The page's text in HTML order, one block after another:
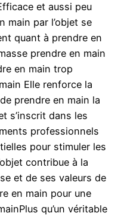
et aussi peu
main par l’objet se
quant à prendre en
prendre en main
en main trop
Elle renforce la
prendre en main la
s’inscrit dans les
professionnels
pour stimuler les
contribue à la
et de ses valeurs de
en main pour une
qu’un véritable